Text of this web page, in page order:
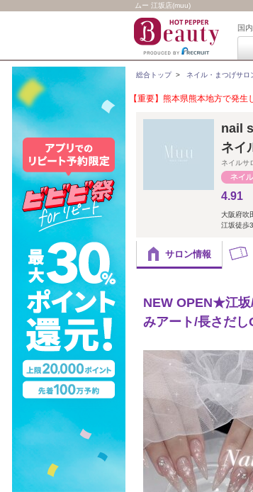
ムー 江坂店(muu)
国
総合トップ> ネイル・まつげサロ
【重要】熊本県熊本地方で発
nail
ネイ
ネイルサ
4.91
大阪府吹
江坂徒歩
サロン情報
NEW OPEN★江坂
みアート/長さだ